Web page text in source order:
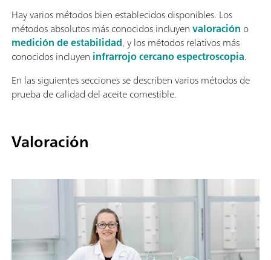
Hay varios métodos bien establecidos disponibles. Los
métodos absolutos más conocidos incluyenvaloración o
medición de estabilidad, y los métodos relativos más
conocidos incluyen infrarrojo cercano espectroscopia.
En las siguientes secciones se describen varios métodos de
prueba de calidad del aceite comestible.
Valoración